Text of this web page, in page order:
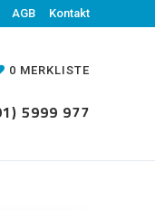
AGB Kontakt
0 MERKLISTE
5999 977